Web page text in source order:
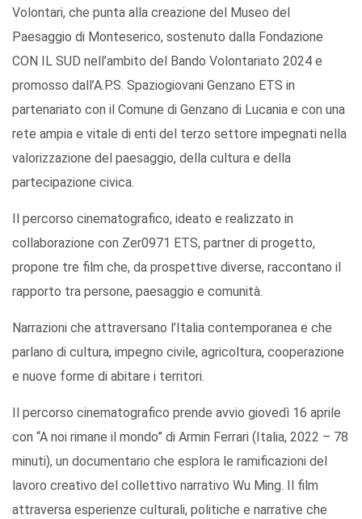
Volontari, che punta alla creazione del Museo del
Paesaggio di Monteserico, sostenuto dalla Fondazione
CON IL SUD nell’ambito del Bando Volontariato 2024 e
promosso dall’A.P.S. Spaziogiovani Genzano ETS in
partenariato con il Comune di Genzano di Lucania e con una
rete ampia e vitale di enti del terzo settore impegnati nella
valorizzazione del paesaggio, della cultura e della
partecipazione civica.
Il percorso cinematografico, ideato e realizzato in
collaborazione con Zer0971 ETS, partner di progetto,
propone tre film che, da prospettive diverse, raccontano il
rapporto tra persone, paesaggio e comunità.
Narrazioni che attraversano l’Italia contemporanea e che
parlano di cultura, impegno civile, agricoltura, cooperazione
e nuove forme di abitare i territori.
Il percorso cinematografico prende avvio giovedì 16 aprile
con “A noi rimane il mondo” di Armin Ferrari (Italia, 2022 – 78
minuti), un documentario che esplora le ramificazioni del
lavoro creativo del collettivo narrativo Wu Ming. Il film
attraversa esperienze culturali, politiche e narrative che